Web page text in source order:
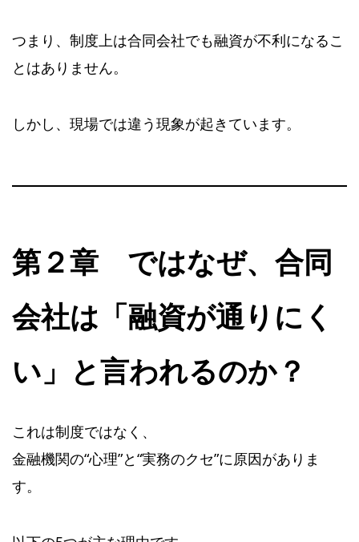
つまり、制度上は合同会社でも融資が不利になるこ
とはありません。
しかし、現場では違う現象が起きています。
第２章 ではなぜ、合同
会社は「融資が通りにく
い」と言われるのか？
これは制度ではなく、
金融機関の“心理”と“実務のクセ”に原因がありま
す。